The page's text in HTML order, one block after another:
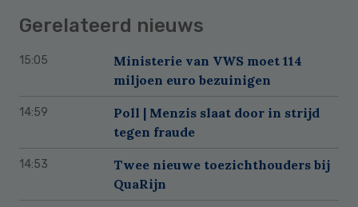
Gerelateerd nieuws
15:05
Ministerie van VWS moet 114
miljoen euro bezuinigen
14:59
Poll | Menzis slaat door in strijd
tegen fraude
14:53
Twee nieuwe toezichthouders bij
QuaRijn